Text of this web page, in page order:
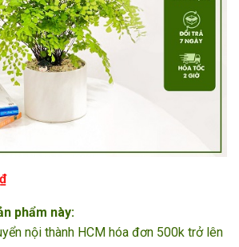
Giá
là:
195.000₫.
phẩm này:
nội thành HCM hóa đơn 500k trở lên